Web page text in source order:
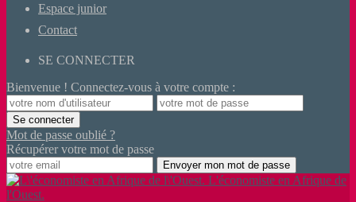
Espace junior
Contact
SE CONNECTER
Bienvenue ! Connectez-vous à votre compte :
Mot de passe oublié ?
Récupérer votre mot de passe
L'économiste en Afrique de
l'Ouest.